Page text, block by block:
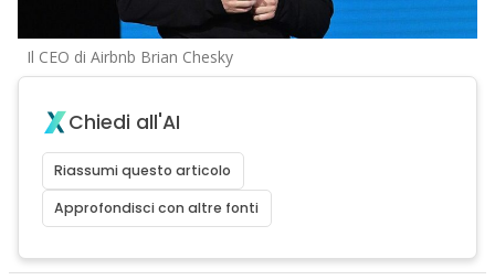
Il CEO di Airbnb Brian Chesky
Chiedi all'AI
Riassumi questo articolo
Approfondisci con altre fonti